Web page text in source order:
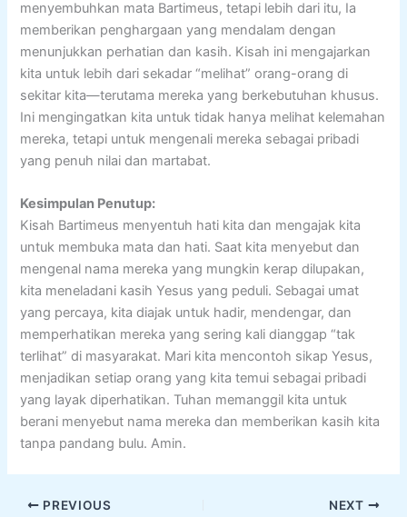
menyembuhkan mata Bartimeus, tetapi lebih dari itu, Ia
memberikan penghargaan yang mendalam dengan
menunjukkan perhatian dan kasih. Kisah ini mengajarkan
kita untuk lebih dari sekadar “melihat” orang-orang di
sekitar kita—terutama mereka yang berkebutuhan khusus.
Ini mengingatkan kita untuk tidak hanya melihat kelemahan
mereka, tetapi untuk mengenali mereka sebagai pribadi
yang penuh nilai dan martabat.
Kesimpulan Penutup:
Kisah Bartimeus menyentuh hati kita dan mengajak kita
untuk membuka mata dan hati. Saat kita menyebut dan
mengenal nama mereka yang mungkin kerap dilupakan,
kita meneladani kasih Yesus yang peduli. Sebagai umat
yang percaya, kita diajak untuk hadir, mendengar, dan
memperhatikan mereka yang sering kali dianggap “tak
terlihat” di masyarakat. Mari kita mencontoh sikap Yesus,
menjadikan setiap orang yang kita temui sebagai pribadi
yang layak diperhatikan. Tuhan memanggil kita untuk
berani menyebut nama mereka dan memberikan kasih kita
tanpa pandang bulu. Amin.
PREVIOUS NEXT